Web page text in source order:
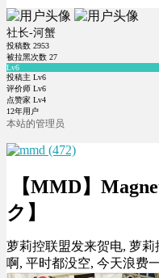
社长-河蟹
投稿数 2953
被拉黑次数 27
Lv6
投稿主 Lv6
评价师 Lv6
点赞家 Lv4
12年用户
本站的管理员
【MMD】
ク】
萝莉控联盟发来贺电, 萝
啊, 平时都没空, 今天浪费